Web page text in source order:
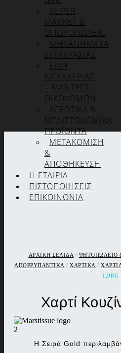
SUPER
MARKET &
ΟΠΩΡΟΠΩΛΕΙΟ
ΜΗΧΑΝΗΜΑΤΑ
ΣΥΣΚΕΥΑΣΙΑΣ
ΕΙΔΗ
ΚΙΓΚΑΛΕΡΙΑΣ
– ΜΑΝΤΡΕΣ
ΟΙΚΟΔΟΜΩΝ
ΑΓΡΟΤΙΚΑ &
ΜΕΛΙΣΣΟΚΟΜΙΚΑ
ΠΡΟΪΟΝΤΑ
ΜΕΤΑΚΟΜΙΣΗ
&
ΑΠΟΘΗΚΕΥΣΗ
Η ΕΤΑΙΡΊΑ
ΠΙΣΤΟΠΟΙΉΣΕΙΣ
ΕΠΙΚΟΙΝΩΝΊΑ
ΑΡΧΙΚΉ ΣΕΛΊΔΑ / ΨΗΤΟΠΩΛΕΙΟ
ΑΠΟΡΡΥΠΑΝΤΙΚΑ / ΧΑΡΤΙΚΑ /
1,9KG
Χαρτί
Η Σειρά Gold